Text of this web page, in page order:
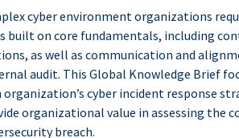
cyber environment organizations
built on core fundamentals, including
as well as communication and
audit. This Global Knowledge Brief
cyber incident response
organizational value in assessing the
breach.